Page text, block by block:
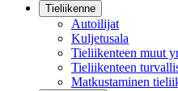
Tieliikenne
Autoilijat
Kuljetusala
Tieliikenteen muut
Tieliikenteen
Matkustaminen